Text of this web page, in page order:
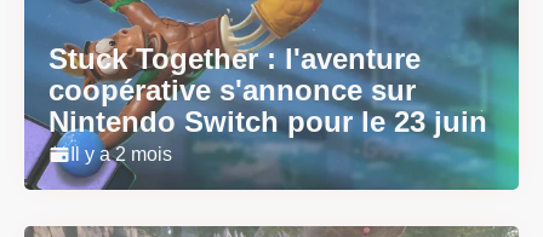
Stuck Together : l'aventure
coopérative s'annonce sur
Nintendo Switch pour le 23 juin
Il y a 2 mois